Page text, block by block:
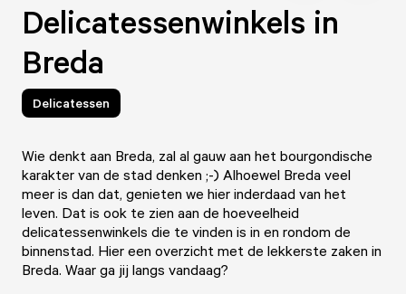
Delicatessenwinkels in
Breda
Delicatessen
Wie denkt aan Breda, zal al gauw aan het bourgondische
karakter van de stad denken ;-) Alhoewel Breda veel
meer is dan dat, genieten we hier inderdaad van het
leven. Dat is ook te zien aan de hoeveelheid
delicatessenwinkels die te vinden is in en rondom de
binnenstad. Hier een overzicht met de lekkerste zaken in
Breda. Waar ga jij langs vandaag?